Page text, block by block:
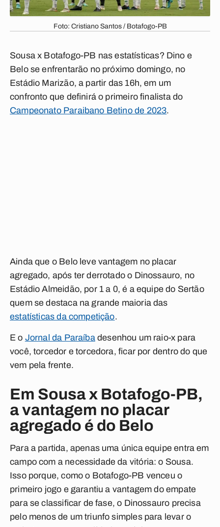
Foto: Cristiano Santos / Botafogo-PB
Sousax Botafogo-PB nas estatísticas? Dino e
Belo se enfrentarão no próximo domingo, no
Estádio Marizão, a partir das 16h, em um
confronto que definirá o primeiro finalista do
Campeonato Paraibano Betino de 2023.
Ainda que o Belo leve vantagem no placar
agregado, após ter derrotado o Dinossauro, no
Estádio Almeidão, por 1 a 0, é a equipe do Sertão
quem se destaca na grande maioria das
estatísticas da competição.
E o Jornal da Paraíbadesenhou um raio-x para
você, torcedor e torcedora, ficar por dentro do que
vem pela frente.
Em Sousa x Botafogo-PB,
a vantagem no placar
agregado é do Belo
Para a partida, apenas uma única equipe entra em
campo com a necessidade da vitória: o Sousa.
Isso porque, como o Botafogo-PB venceu o
primeiro jogo e garantiu a vantagem do empate
para se classificar de fase, o Dinossauro precisa
pelo menos de um triunfo simples para levar o